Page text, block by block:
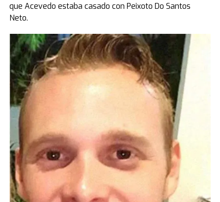
que Acevedo estaba casado con Peixoto Do Santos
Neto.